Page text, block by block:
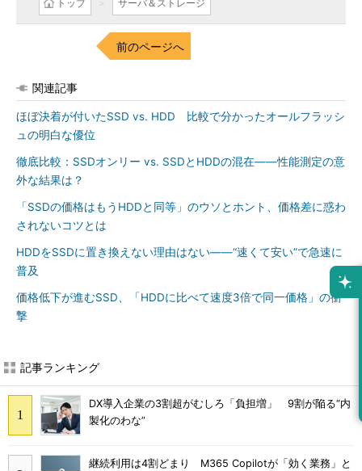
トップ サーバ＆ストレージ
前のページへ
関連記事
ほぼ決着が付いたSSD vs. HDD 比較で分かったオールフラッシ
ュの明白な優位
徹底比較：SSDオンリー vs. SSDとHDDの混在――性能測定の意
外な結果は？
「SSDの価格はもうHDDと同等」のウソとホント、価格差に惑わ
されないコツとは
HDDをSSDに置き換えない理由はない――“速くて安い”で急速に
普及
価格低下が進むSSD、「HDDに比べて速度3倍で同一価格」の衝
撃
記事ランキング
DX導入企業の3割超がむしろ「負担増」 9割が陥る“内
製化のわな”
継続利用は4割どまり M365 Copilotが「効く業務」と